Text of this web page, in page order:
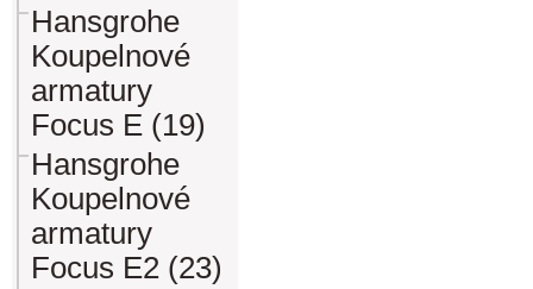
Hansgrohe
Koupelnové
armatury
Focus E (19)
Hansgrohe
Koupelnové
armatury
Focus E2 (23)